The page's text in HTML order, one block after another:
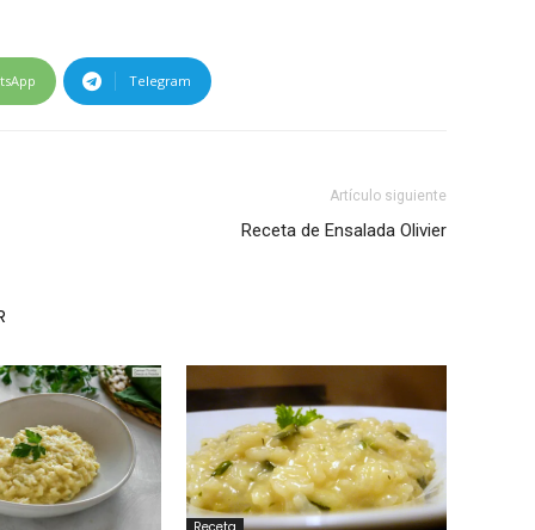
Telegram
Artículo siguiente
Receta de Ensalada Olivier